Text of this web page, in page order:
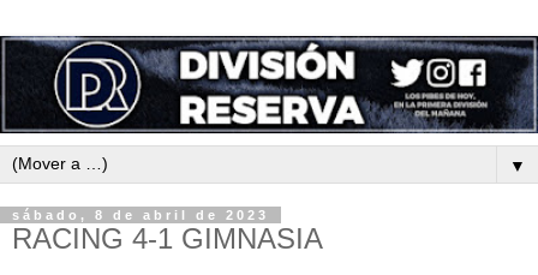
▼
sábado, 8 de abril de 2023
RACING 4-1 GIMNASIA